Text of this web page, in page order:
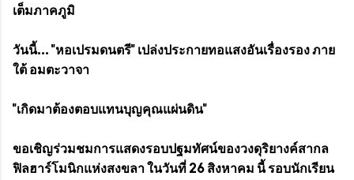
เต็มภาคภูมิ
วันนี้... "หอเปรมดนตรี" เปล่งประกายทอแสงอันเรื่องรอง ภาย
ใต้ อมตะวาจา
"เกิดมาต้องตอบแทนบุญคุณแผ่นดิน"
ขอเชิญร่วมชมการแสดงรอบปฐมทัศน์ของวงดุริยางค์สากล
ฟิลฮาร์โมนิกแห่งสงขลา ในวันที่ 26 สิงหาคม นี้ รอบนักเรียน